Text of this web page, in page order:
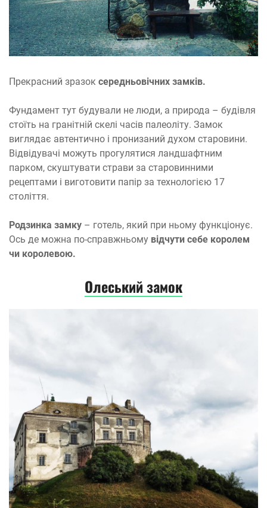
Прекрасний зразок середньовічних замків.
Фундамент тут будували не люди, а природа – будівля
стоїть на гранітній скелі часів палеоліту. Замок
виглядає автентично і пронизаний духом старовини.
Відвідувачі можуть прогулятися ландшафтним
парком, скуштувати страви за старовинними
рецептами і виготовити папір за технологією 17
століття.
Родзинка замку – готель, який при ньому функціонує.
Ось де можна по-справжньому відчути себе королем
чи королевою.
Олеський замок